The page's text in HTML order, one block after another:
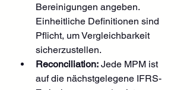
Bereinigungen angeben.
Einheitliche Definitionen sind
Pflicht, um Vergleichbarkeit
sicherzustellen.
Reconciliation: Jede MPM ist
auf die nächstgelegene IFRS-